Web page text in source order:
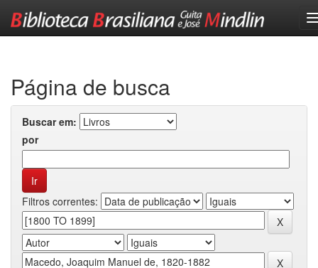
Página de busca
Buscar em:
por
Filtros correntes: